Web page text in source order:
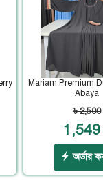
Mariam Premium
Abaya
৳ 2,500
1,549
অর্ডার